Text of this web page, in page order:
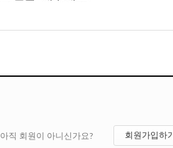
아직 회원이 아니신가요? 회원가입하기